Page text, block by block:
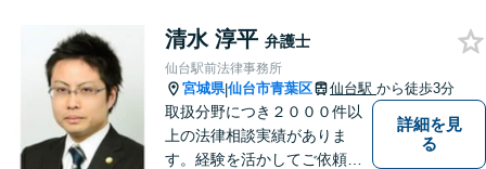
清水 淳平 弁護士
仙台駅前法律事務所
宮城県|仙台市青葉区 仙台駅 から徒歩3分
取扱分野につき２０００件以
上の法律相談実績がありま
す。経験を活かしてご依頼者
詳細を見
る